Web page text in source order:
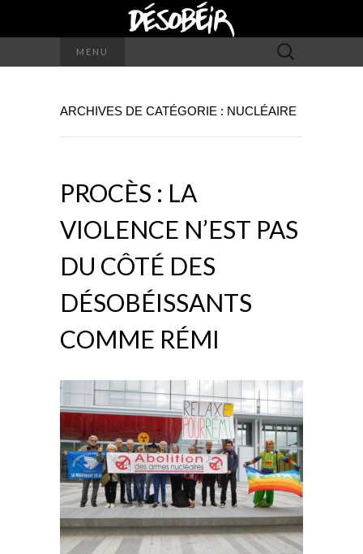
MENU Rechercher :
ARCHIVES DE CATÉGORIE : NUCLÉAIRE
PROCÈS : LA
VIOLENCE N’EST PAS
DU CÔTÉ DES
DÉSOBÉISSANTS
COMME RÉMI